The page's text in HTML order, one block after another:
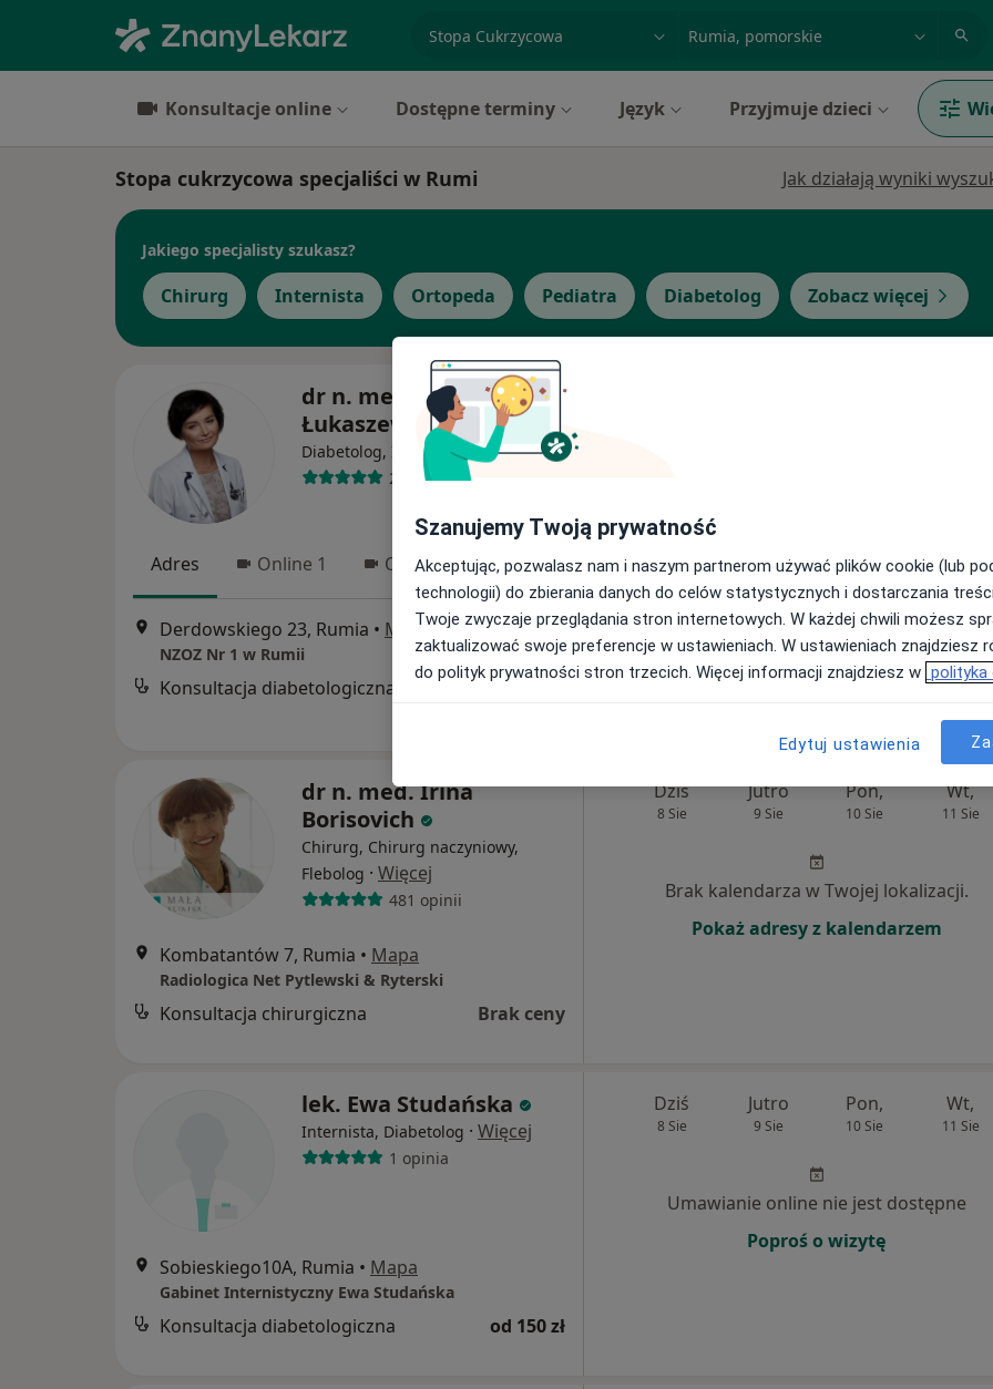
Konsultacje online Dostępne terminy Język Przyjmuje dzieci
Stopa cukrzycowa specjaliści w Rumi Jak działają wyniki
Jakiego specjalisty szukasz?
Chirurg Internista Ortopeda Pediatra Diabetolog Zobacz więcej
dr n. med. Monika
Łukaszewicz
Diabetolog, Internista ·Więcej
259 opinii
Adres Online 1 Online 2
Derdowskiego 23, Rumia • Mapa
NZOZ Nr 1 w Rumii
Konsultacja diabetologiczna
dr n. med. Irina
Borisovich
Chirurg, Chirurg naczyniowy,
Flebolog · Więcej
481 opinii
Kombatantów 7, Rumia • Mapa
Radiologica Net Pytlewski & Ryterski
Konsultacja chirurgiczna Brak ceny
Dziś
8 Sie
Jutro
9 Sie
Pon,
10 Sie
Wt,
11 Sie
Brak kalendarza w Twojej lokalizacji.
Pokaż adresy z kalendarzem
lek. Ewa Studańska
Internista, Diabetolog · Więcej
1 opinia
Sobieskiego10A, Rumia • Mapa
Gabinet Internistyczny Ewa Studańska
Konsultacja diabetologiczna od 150 zł
Dziś
8 Sie
Jutro
9 Sie
Pon,
10 Sie
Wt,
11 Sie
Umawianie online nie jest dostępne
Poproś o wizytę
Szanujemy Twoją prywatność
Akceptując, pozwalasz nam i naszym partnerom używać plików cookie (lub
technologii) do zbierania danych do celów statystycznych i dostarczania
Twoje zwyczaje przeglądania stron internetowych. W każdej chwili możesz
zaktualizować swoje preferencje w ustawieniach. W ustawieniach znajdziesz
do polityk prywatności stron trzecich. Więcej informacji znajdziesz w polityka
Edytuj ustawienia